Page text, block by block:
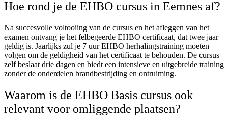
Hoe rond je de EHBO cursus in Eemnes af?
Na succesvolle voltooiing van de cursus en het afleggen van het
examen ontvang je het felbegeerde EHBO certificaat, dat twee jaar
geldig is. Jaarlijks zul je 7 uur EHBO herhalingstraining moeten
volgen om de geldigheid van het certificaat te behouden. De cursus
zelf beslaat drie dagen en biedt een intensieve en uitgebreide training
zonder de onderdelen brandbestrijding en ontruiming.
Waarom is de EHBO Basis cursus ook
relevant voor omliggende plaatsen?